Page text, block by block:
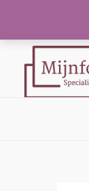
inhoud